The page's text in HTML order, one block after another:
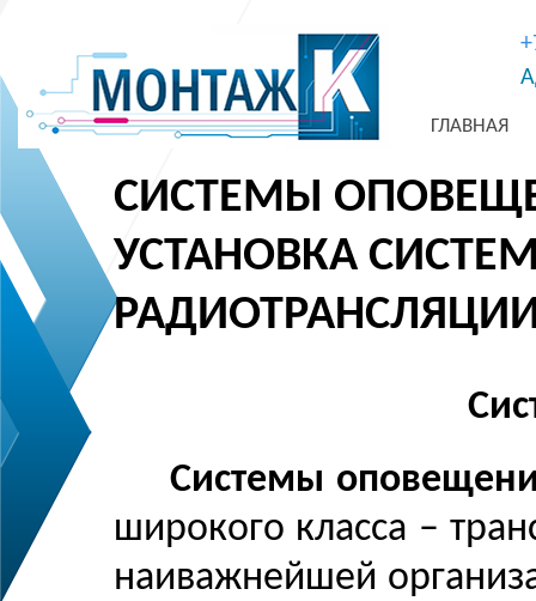
ГЛАВНАЯ
СИСТЕМЫ
УСТАНОВКА
Системы
широкого класса –
наиважнейшей